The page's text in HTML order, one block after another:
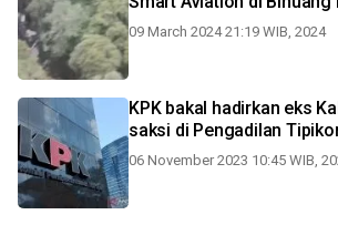
09 March 2024 21:19 WIB, 2024
KPK bakal hadirkan eks
saksi di Pengadilan
06 November 2023 10:45 WIB,